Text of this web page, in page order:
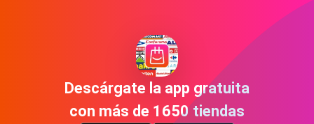
Descárgate la app gratuita
con más de 1650 tiendas